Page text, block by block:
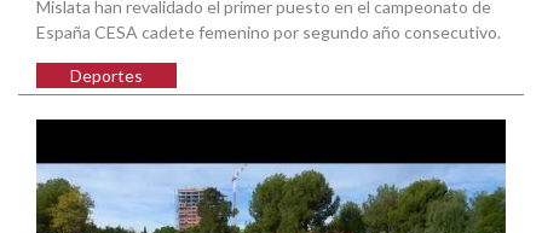
Mislata han revalidado el primer puesto en el campeonato de
España CESA cadete femenino por segundo año consecutivo.
Deportes